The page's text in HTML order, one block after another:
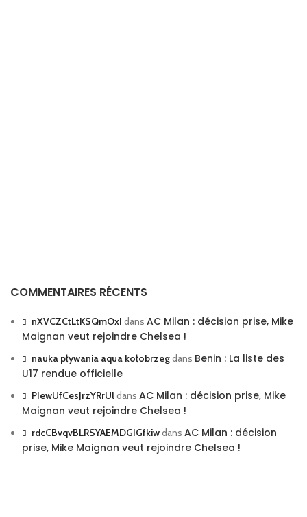
COMMENTAIRES RÉCENTS
nXVCZCtLtKSQmOxI dans AC Milan : décision prise, Mike
Maignan veut rejoindre Chelsea !
nauka pływania aqua kołobrzegdans Benin : La liste des
U17 rendue officielle
PIewUfCesJrzYRrUldans AC Milan : décision prise, Mike
Maignan veut rejoindre Chelsea !
rdcCBvqvBLRSYAEMDGIGfkiwdans AC Milan : décision
prise, Mike Maignan veut rejoindre Chelsea !